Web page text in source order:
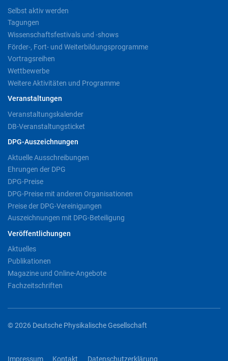
Selbst aktiv werden
Tagungen
Wissenschaftsfestivals und -shows
Förder-, Fort- und Weiterbildungsprogramme
Vortragsreihen
Wettbewerbe
Weitere Aktivitäten und Programme
Veranstaltungen
Veranstaltungskalender
DB-Veranstaltungsticket
DPG-Auszeichnungen
Aktuelle Ausschreibungen
Ehrungen der DPG
DPG-Preise
DPG-Preise mit anderen Organisationen
Preise der DPG-Vereinigungen
Auszeichnungen mit DPG-Beteiligung
Veröffentlichungen
Aktuelles
Publikationen
Magazine und Online-Angebote
Fachzeitschriften
© 2026 Deutsche Physikalische Gesellschaft
Impressum Kontakt Datenschutzerklärung